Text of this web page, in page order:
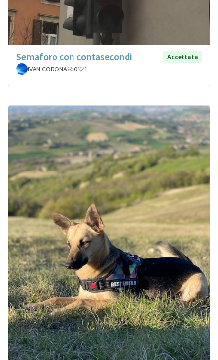
Semaforo con contasecondi
Accettata
IVAN CORONA
0 1